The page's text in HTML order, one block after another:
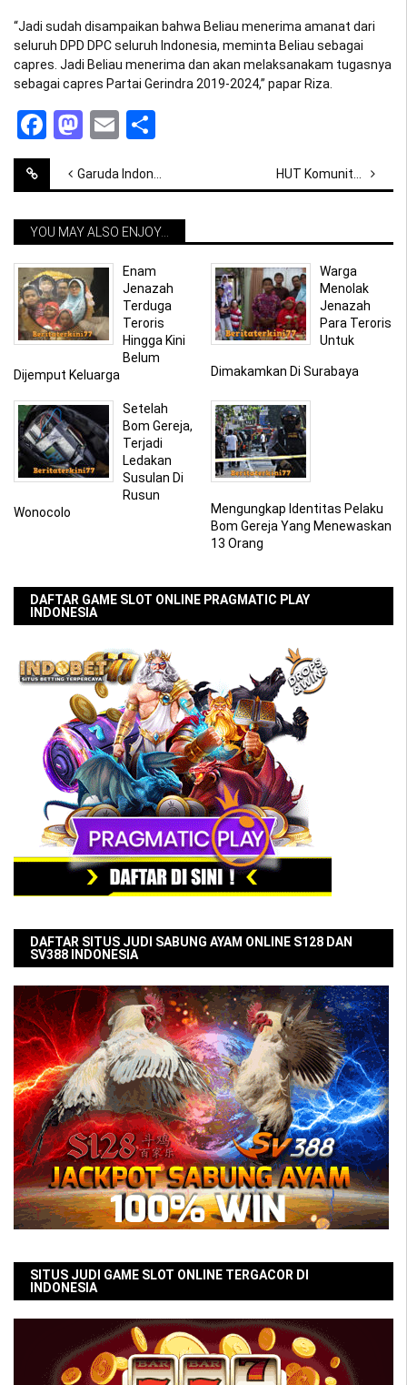
“Jadi sudah disampaikan bahwa Beliau menerima amanat dari
seluruh DPD DPC seluruh Indonesia, meminta Beliau sebagai
capres. Jadi Beliau menerima dan akan melaksanakam tugasnya
sebagai capres Partai Gerindra 2019-2024,” papar Riza.
Facebook
Mastodon
Email
Post
navigation
Garuda Indonesia Menerima Gugatan Sebesar Rp 11,25 Miliar HUT Komunitas Motor Menampilkan Tarian Erotis Berakhir Di Jalur Hukum
YOU MAY ALSO ENJOY...
Enam
Jenazah
Terduga
Teroris
Hingga Kini
Belum
Dijemput Keluarga
Warga
Menolak
Jenazah
Para Teroris
Untuk
Dimakamkan Di Surabaya
Setelah
Bom Gereja,
Terjadi
Ledakan
Susulan Di
Rusun
Wonocolo
Mengungkap Identitas Pelaku
Bom Gereja Yang Menewaskan
13 Orang
DAFTAR GAME SLOT ONLINE PRAGMATIC PLAY
INDONESIA
DAFTAR SITUS JUDI SABUNG AYAM ONLINE S128 DAN
SV388 INDONESIA
SITUS JUDI GAME SLOT ONLINE TERGACOR DI
INDONESIA